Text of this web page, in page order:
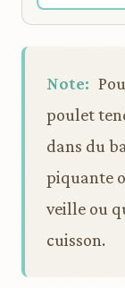
Note:
poulet
dans du
piquante
veille ou
cuisson.